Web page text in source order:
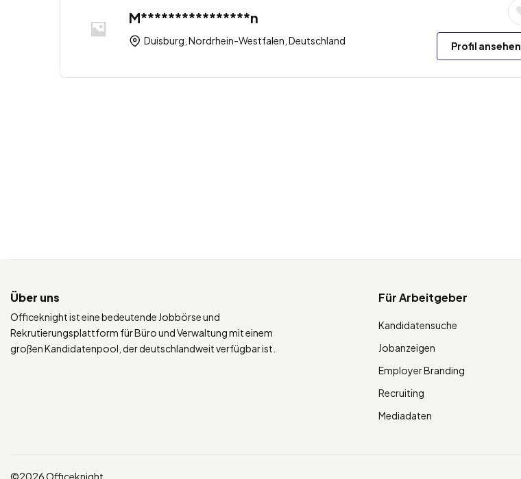
M****************n
Duisburg, Nordrhein-Westfalen, Deutschland Profil ansehen
Über uns
Officeknight ist eine bedeutende Jobbörse und
Rekrutierungsplattform für Büro und Verwaltung mit einem
großen Kandidatenpool, der deutschlandweit verfügbar ist.
Für Arbeitgeber
Kandidatensuche
Jobanzeigen
Employer Branding
Recruiting
Mediadaten
©2026 Officeknight